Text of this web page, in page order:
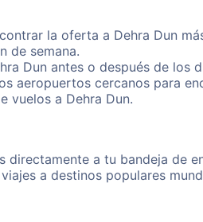
la oferta a Dehra Dun
de semana.
Dun antes o después de los
aeropuertos cercanos para
vuelos a Dehra Dun.
a tu bandeja de
a destinos populares